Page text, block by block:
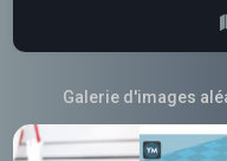
Galerie d'images